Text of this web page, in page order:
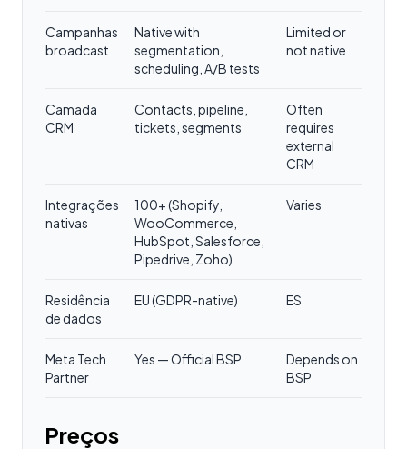
Campanhas
broadcast
Native with
segmentation,
scheduling, A/B tests
Limited or
not native
Camada
CRM
Contacts, pipeline,
tickets, segments
Often
requires
external
CRM
Integrações
nativas
100+ (Shopify,
WooCommerce,
HubSpot, Salesforce,
Pipedrive, Zoho)
Varies
Residência
de dados
EU (GDPR-native) ES
Meta Tech
Partner
Yes — Official BSP
Depends on
BSP
Preços